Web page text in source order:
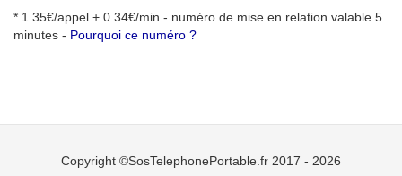
* 1.35€/appel + 0.34€/min - numéro de mise en relation valable 5
minutes - Pourquoi ce numéro ?
Copyright ©SosTelephonePortable.fr 2017 - 2026